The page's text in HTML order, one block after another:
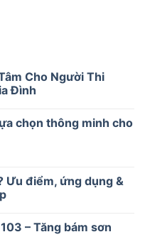
Cho Người Thi
Đình
chọn thông minh cho
Ưu điểm, ứng dụng &
– Tăng bám sơn